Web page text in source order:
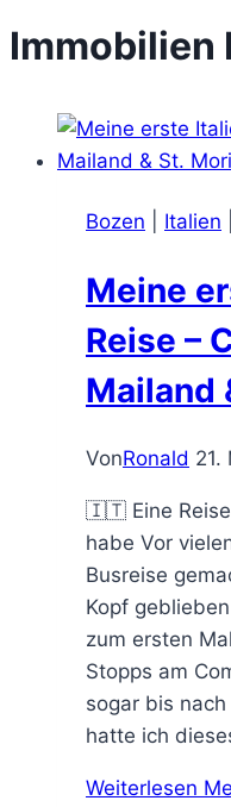
Immobilien
Bozen Italien
Meine
Reise –
Mailand
VonRonald 21.
🇮🇹 Eine
habe Vor
Busreise
Kopf
zum ersten
Stopps am
sogar bis
hatte ich
Weiterlesen